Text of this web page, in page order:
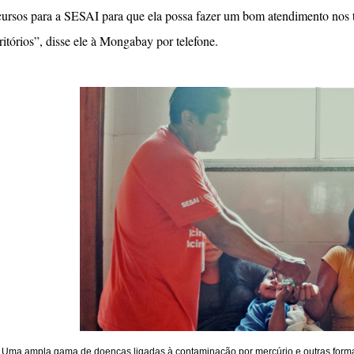
para a SESAI para que ela possa fazer um bom atendimento
disse ele à Mongabay por telefone.